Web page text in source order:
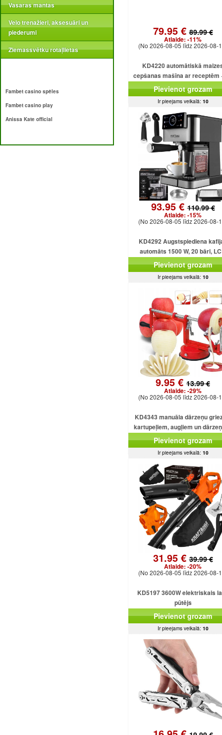
Vasaras mantas
Velo trenažieri, aksesuāri un
piederumi
Ziemassvētku rotaļlietas
Fambet casino spēles
Fambet casino play
Anissa Kate official
79.95 €89.99 €
Atlaide: -11%
(No 2026-08-05 līdz 2026-08-
KD4220 automātiskā
cepšanas mašīna ar receptēm
programmām + saldējumu
Pievienot grozam
Ir pieejams veikalā: 10
93.95 €110.99 €
Atlaide: -15%
(No 2026-08-05 līdz 2026-08-
KD4292 Augstspiediena
automāts 1500 W, 20 bāri,
displejs
Pievienot grozam
Ir pieejams veikalā: 10
9.95 € 13.99 €
Atlaide: -29%
(No 2026-08-05 līdz 2026-08-
KD4343 manuāla dārzeņu
kartupeļiem, augļiem un
Pievienot grozam
Ir pieejams veikalā: 10
31.95 €39.99 €
Atlaide: -20%
(No 2026-08-05 līdz 2026-08-
KD5197 3600W elektriskais
pūtējs
Pievienot grozam
Ir pieejams veikalā: 10